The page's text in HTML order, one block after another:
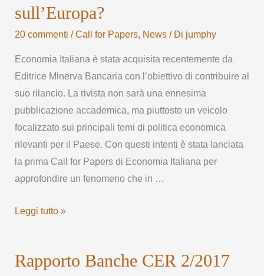
sull’Europa?
20 commenti /Call for Papers, News/ Di jumphy
Economia Italiana è stata acquisita recentemente da
Editrice Minerva Bancaria con l’obiettivo di contribuire al
suo rilancio. La rivista non sarà una ennesima
pubblicazione accademica, ma piuttosto un veicolo
focalizzato sui principali temi di politica economica
rilevanti per il Paese. Con questi intenti è stata lanciata
la prima Call for Papers di Economia Italiana per
approfondire un fenomeno che in …
Leggi tutto »
Rapporto Banche CER 2/2017